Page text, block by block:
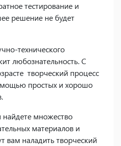
тестирование и
решение не будет
технического
любознательность. С
творческий процесс
простых и хорошо
найдете множество
материалов и
вам наладить творческий